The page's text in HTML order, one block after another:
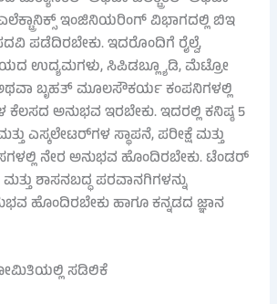
ಎಲೆಕ್ಟ್ರಾನಿಕ್ಸ್ ಇಂಜಿನಿಯರಿಂಗ್ ವಿಭಾಗದಲ್ಲಿ ಬಿಇ
ಪಡೆದಿರಬೇಕು. ಇದರೊಂದಿಗೆ ರೈಲ್ವೆ,
ಉದ್ಯಮಗಳು, ಸಿಪಿಡಬ್ಲ್ಯೂಡಿ, ಮೆಟ್ರೋ
ಅಥವಾ ಬೃಹತ್ ಮೂಲಸೌಕರ್ಯ ಕಂಪನಿಗಳಲ್ಲಿ
ಕೆಲಸದ ಅನುಭವ ಇರಬೇಕು. ಇದರಲ್ಲಿ ಕನಿಷ್ಠ 5
ಎಸ್ಕಲೇಟರ್‌ಗಳ ಸ್ಥಾಪನೆ, ಪರೀಕ್ಷೆ ಮತ್ತು
ನೇರ ಅನುಭವ ಹೊಂದಿರಬೇಕು. ಟೆಂಡರ್
ಶಾಸನಬದ್ಧ ಪರವಾನಗಿಗಳನ್ನು
ಹೊಂದಿರಬೇಕು ಹಾಗೂ ಕನ್ನಡದ ಜ್ಞಾನ
ಸಡಿಲಿಕೆ